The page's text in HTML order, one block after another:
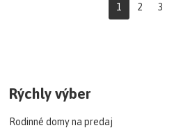
1 2 3
Rýchly výber
Rodinné domy na predaj